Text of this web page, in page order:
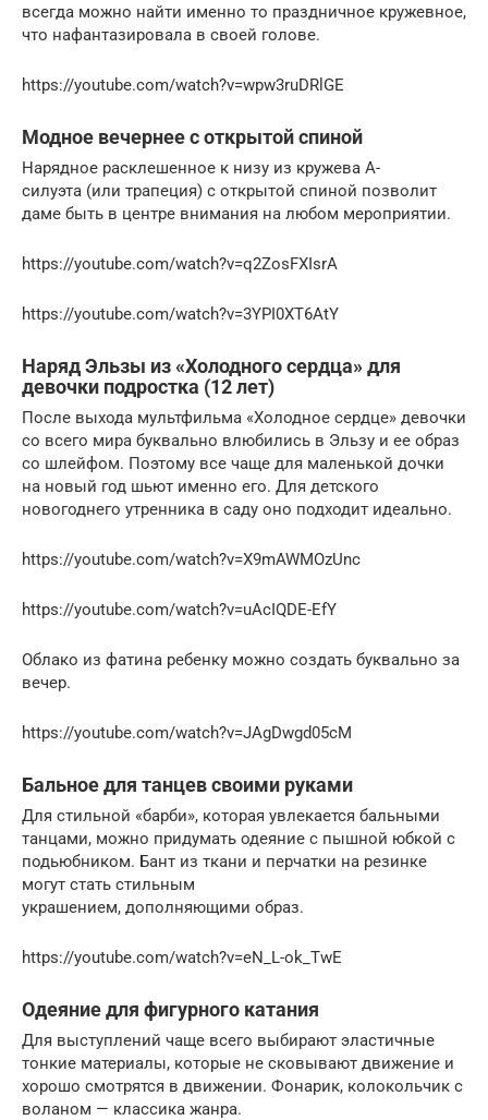
всегда можно найти именно то праздничное кружевное,
что нафантазировала в своей голове.
https://youtube.com/watch?v=wpw3ruDRlGE
Модное вечернее с открытой спиной
Нарядное расклешенное к низу из кружева А-
силуэта (или трапеция) с открытой спиной позволит
даме быть в центре внимания на любом мероприятии.
https://youtube.com/watch?v=q2ZosFXIsrA
https://youtube.com/watch?v=3YPI0XT6AtY
Наряд Эльзы из «Холодного сердца» для
девочки подростка (12 лет)
После выхода мультфильма «Холодное сердце» девочки
со всего мира буквально влюбились в Эльзу и ее образ
со шлейфом. Поэтому все чаще для маленькой дочки
на новый год шьют именно его. Для детского
новогоднего утренника в саду оно подходит идеально.
https://youtube.com/watch?v=X9mAWMOzUnc
https://youtube.com/watch?v=uAcIQDE-EfY
Облако из фатина ребенку можно создать буквально за
вечер.
https://youtube.com/watch?v=JAgDwgd05cM
Бальное для танцев своими руками
Для стильной «барби», которая увлекается бальными
танцами, можно придумать одеяние с пышной юбкой с
подьюбником. Бант из ткани и перчатки на резинке
могут стать стильным
украшением, дополняющими образ.
https://youtube.com/watch?v=eN_L-ok_TwE
Одеяние для фигурного катания
Для выступлений чаще всего выбирают эластичные
тонкие материалы, которые не сковывают движение и
хорошо смотрятся в движении. Фонарик, колокольчик с
воланом — классика жанра.